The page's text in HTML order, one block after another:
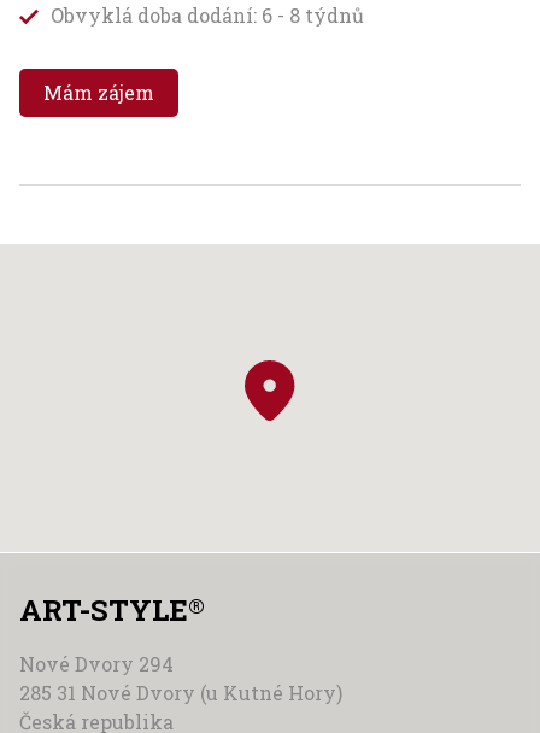
Obvyklá doba dodání: 6 - 8 týdnů
Mám zájem
ART-STYLE®
Nové Dvory 294
285 31 Nové Dvory (u Kutné Hory)
Česká republika